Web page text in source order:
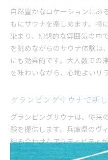
自然豊かなロケーションにあ
もにサウナを楽しめます。特
染まり、幻想的な雰囲気の中
を眺めながらのサウナ体験は
にも効果的です。大人数での
を味わいながら、心地よいリ
グランピングサウナで新
グランピングサウナは、従来
験を提供します。兵庫県のヴ
組み合わせたアクティビティ
足できる時間を過ごせます。